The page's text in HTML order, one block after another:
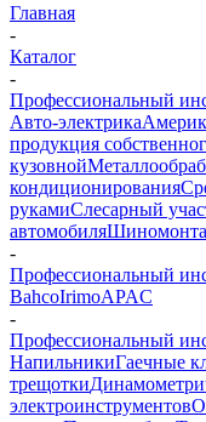
Главная
-
Каталог
-
Профессиональный
Авто-электрика
продукция
кузовной
кондиционирования
рукамиСлесарный
автомобиля
-
Профессиональный
BahcoIrimoAPAC
-
Профессиональный
НапильникиГаечные
трещотки
электроинструментов